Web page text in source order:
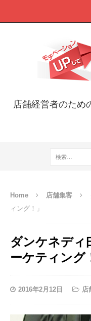
店舗経営者のため
Home 店舗集客
ィング！」
ダンケネディ
ーケティング
2016年2月12日 店